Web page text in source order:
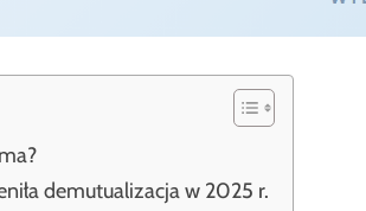
demutualizacja w 2025 r.